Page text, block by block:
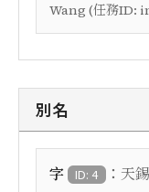
Wang (任務ID:
別名
字 ID: 4 ： 天錫